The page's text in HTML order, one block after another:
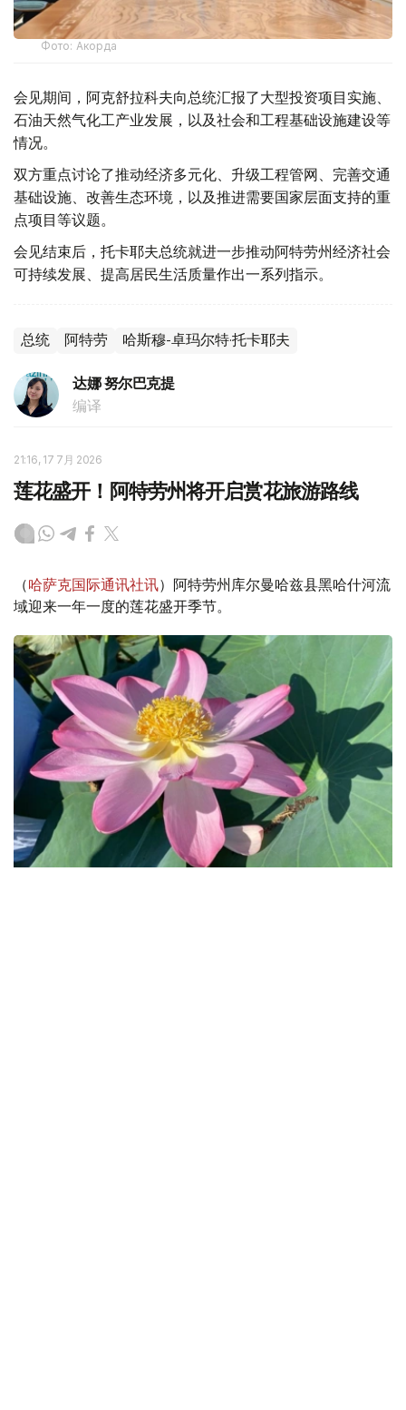
Фото: Акорда
会见期间，阿克舒拉科夫向总统汇报了大型投资项目实施、
石油天然气化工产业发展，以及社会和工程基础设施建设等
情况。
双方重点讨论了推动经济多元化、升级工程管网、完善交通
基础设施、改善生态环境，以及推进需要国家层面支持的重
点项目等议题。
会见结束后，托卡耶夫总统就进一步推动阿特劳州经济社会
可持续发展、提高居民生活质量作出一系列指示。
总统 阿特劳 哈斯穆-卓玛尔特·托卡耶夫
达娜 努尔巴克提
编译
21:16, 17 7月 2026
莲花盛开！阿特劳州将开启赏花旅游路线
（哈萨克国际通讯社讯）阿特劳州库尔曼哈兹县黑哈什河流
域迎来一年一度的莲花盛开季节。